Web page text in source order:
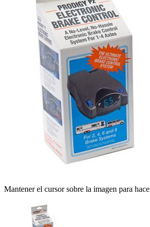
Mantener el cursor sobre la imagen para